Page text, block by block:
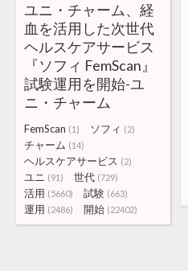
ユニ・チャーム、経
血を活用した次世代
ヘルスケアサービス
『ソフィ FemScan』
試験運用を開始-ユ
ニ・チャーム
FemScan (1) ソフィ (2)
チャーム (14)
ヘルスケアサービス (2)
ユニ (91) 世代 (729)
活用 (5660) 試験 (663)
運用 (2486) 開始 (22402)